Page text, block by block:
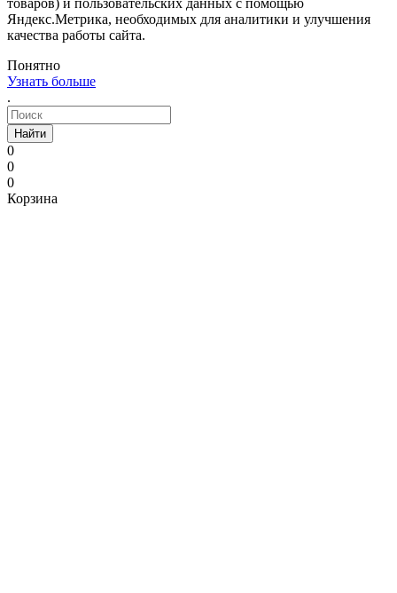
товаров) и пользовательских данных с помощью
Яндекс.Метрика, необходимых для аналитики и улучшения
качества работы сайта.
Понятно
Узнать больше
.
Найти
0
0
0
Корзина